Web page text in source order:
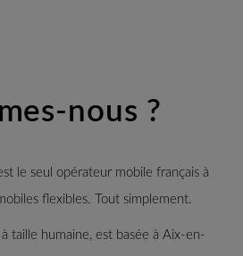
nous ?
le seul opérateur mobile français à
flexibles. Tout simplement.
taille humaine, est basée à Aix-en-